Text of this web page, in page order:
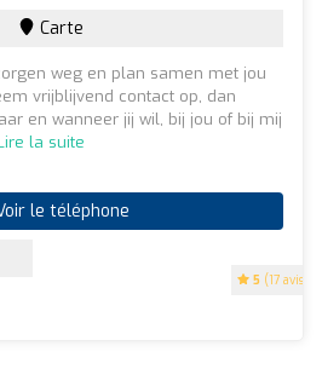
5 (17 avis)
Carte
weg en plan samen met jou
vrijblijvend contact op, dan
en wanneer jij wil, bij jou of bij mij
la suite
le téléphone